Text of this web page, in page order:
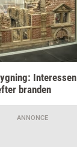
In­ter­es­sen
bran­den
ANNONCE